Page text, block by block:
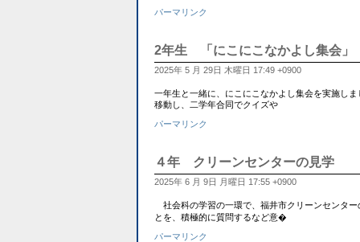
パーマリンク
2年生 「にこにこなかよし集会」
2025年 5 月 29日 木曜日 17:49 +0900
一年生と一緒に、にこにこなかよし集会を実施し
移動し、二学年合同でクイズや
パーマリンク
４年 クリーンセンターの見学
2025年 6 月 9日 月曜日 17:55 +0900
社会科の学習の一環で、福井市クリーンセンタ
とを、積極的に質問するなど意�
パーマリンク